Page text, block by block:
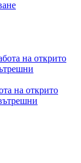
на открито
на открито